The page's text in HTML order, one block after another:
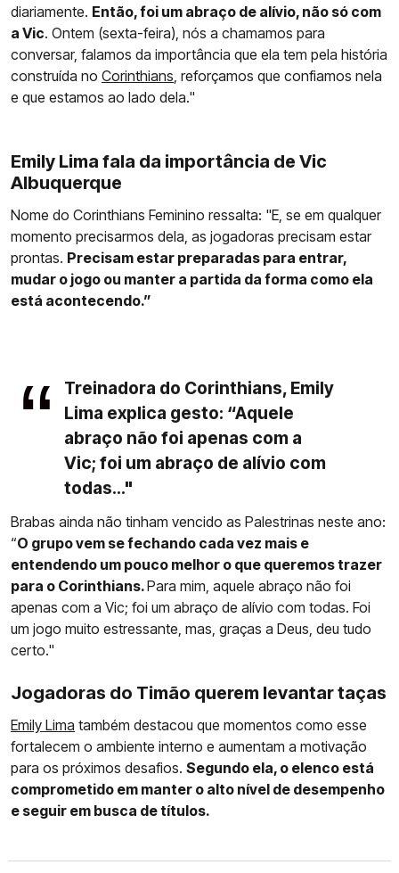
diariamente. Então, foi um abraço de alívio, não só com
a Vic. Ontem (sexta-feira), nós a chamamos para
conversar, falamos da importância que ela tem pela história
construída no Corinthians , reforçamos que confiamos nela
e que estamos ao lado dela."
Emily Lima fala da importância de Vic
Albuquerque
Nome do Corinthians Feminino ressalta: "E, se em qualquer
momento precisarmos dela, as jogadoras precisam estar
prontas. Precisam estar preparadas para entrar,
mudar o jogo ou manter a partida da forma como ela
está acontecendo.”
Treinadora do Corinthians, Emily
Lima explica gesto: “Aquele
abraço não foi apenas com a
Vic; foi um abraço de alívio com
todas..."
Brabas ainda não tinham vencido as Palestrinas neste ano:
“O grupo vem se fechando cada vez mais e
entendendo um pouco melhor o que queremos trazer
para o Corinthians.Para mim, aquele abraço não foi
apenas com a Vic; foi um abraço de alívio com todas. Foi
um jogo muito estressante, mas, graças a Deus, deu tudo
certo."
Jogadoras do Timão querem levantar taças
Emily Lima também destacou que momentos como esse
fortalecem o ambiente interno e aumentam a motivação
para os próximos desafios. Segundo ela, o elenco está
comprometido em manter o alto nível de desempenho
e seguir em busca de títulos.